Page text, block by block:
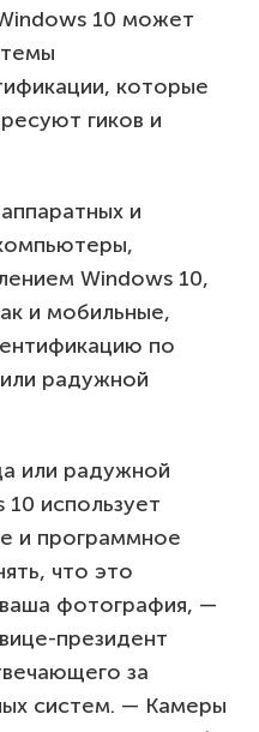
10 может
которые
гиков и
и
Windows 10,
и мобильные,
по
радужной
или радужной
10 использует
и программное
что это
фотография, —
президент
за
систем. — Камеры